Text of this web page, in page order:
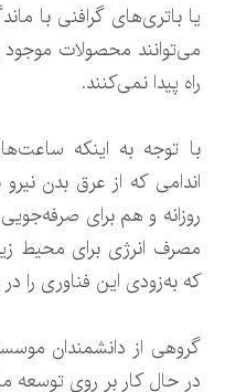
یا باتری‌های گرافنی با
می‌توانند محصولات موجود
راه پیدا نمی‌کنند.
با توجه به اینکه
اندامی که از عرق بدن نیرو
روزانه و هم برای
مصرف انرژی برای محیط
که به‌زودی این فناوری را در
گروهی از دانشمندان
در حال کار بر روی توسعه